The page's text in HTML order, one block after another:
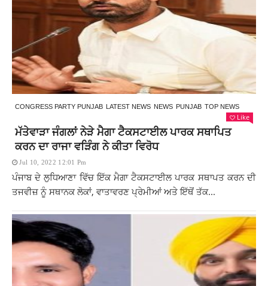
CONGRESS PARTY PUNJAB LATEST NEWS NEWS PUNJAB TOP NEWS
Like
ਮੱਤੇਵਾੜਾ ਜੰਗਲਾਂ ਨੇੜੇ ਮੈਗਾ ਟੈਕਸਟਾਈਲ ਪਾਰਕ ਸਥਾਪਿਤ
ਕਰਨ ਦਾ ਰਾਜਾ ਵੜਿੰਗ ਨੇ ਕੀਤਾ ਵਿਰੋਧ
Jul 10, 2022 12:01 Pm
ਪੰਜਾਬ ਦੇ ਲੁਧਿਆਣਾ ਵਿੱਚ ਇੱਕ ਮੈਗਾ ਟੈਕਸਟਾਈਲ ਪਾਰਕ ਸਥਾਪਤ ਕਰਨ ਦੀ
ਤਜਵੀਜ਼ ਨੂੰ ਸਥਾਨਕ ਲੋਕਾਂ, ਵਾਤਾਵਰਣ ਪ੍ਰੇਮੀਆਂ ਅਤੇ ਇੱਥੋਂ ਤੱਕ...